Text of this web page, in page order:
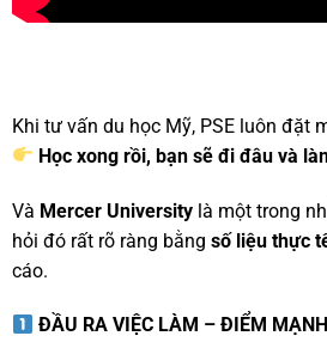
Khi tư vấn du học Mỹ, PSE luôn đặt
Học xong rồi, bạn sẽ đi đâu và
Và Mercer University là một trong
hỏi đó rất rõ ràng bằng số liệu thực
cáo.
ĐẦU RA VIỆC LÀM – ĐIỂM